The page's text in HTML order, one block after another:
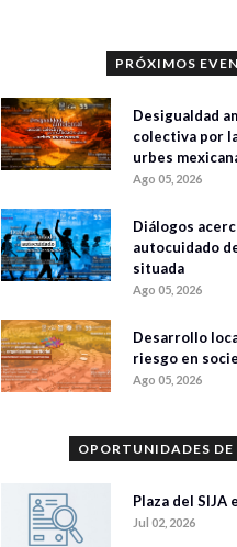
PRÓXIMOS
Desigualdad
colectiva por
urbes
Ago 05, 2026
Diálogos
autocuidado
situada
Ago 05, 2026
Desarrollo
riesgo en
Ago 05, 2026
OPORTUNIDADES
Plaza del SIJA
Jul 02, 2026